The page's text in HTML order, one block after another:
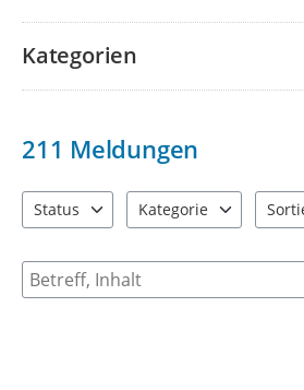
Kategorien
211 Meldungen
Status
Kategorie
Suche nach Meldungen und